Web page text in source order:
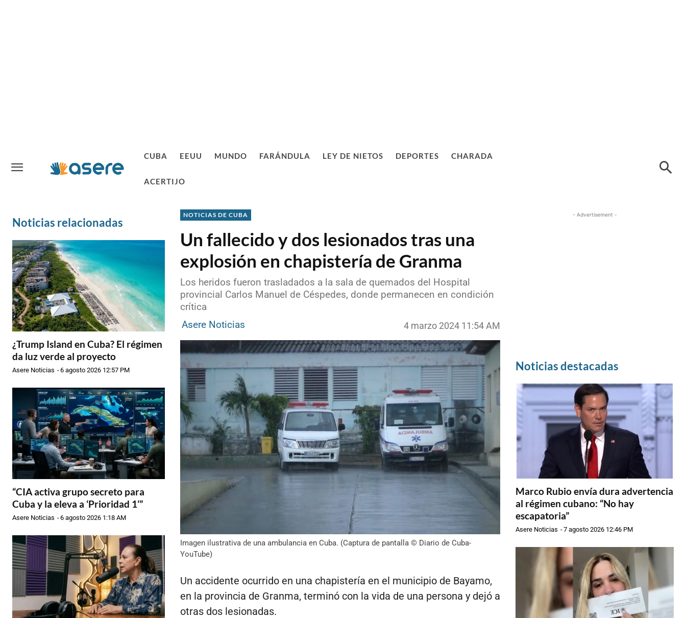
CUBA EEUU MUNDO FARÁNDULA LEY DE NIETOS DEPORTES CHARADA
ACERTIJO
Noticias relacionadas
¿Trump Island en Cuba? El régimen
da luz verde al proyecto
Asere Noticias -6 agosto 2026 12:57 PM
“CIA activa grupo secreto para
Cuba y la eleva a ‘Prioridad 1’”
Asere Noticias -6 agosto 2026 1:18 AM
NOTICIAS DE CUBA
Un fallecido y dos lesionados tras una
explosión en chapistería de Granma
Los heridos fueron trasladados a la sala de quemados del Hospital
provincial Carlos Manuel de Céspedes, donde permanecen en condición
crítica
Asere Noticias
4 marzo 2024 11:54 AM
Imagen ilustrativa de una ambulancia en Cuba. (Captura de pantalla © Diario de Cuba-
YouTube)
Un accidente ocurrido en una chapistería en el municipio de Bayamo,
en la provincia de Granma, terminó con la vida de una persona y dejó a
otras dos lesionadas.
- Advertisement -
Noticias destacadas
Marco Rubio envía dura advertencia
al régimen cubano: “No hay
escapatoria”
Asere Noticias -7 agosto 2026 12:46 PM